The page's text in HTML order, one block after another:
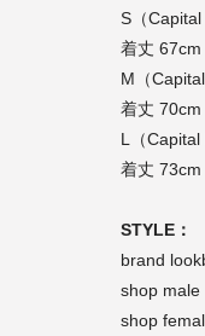
S（Capital
着丈
M（
着丈
L（Capital
着丈
STYLE：
brand
shop
shop